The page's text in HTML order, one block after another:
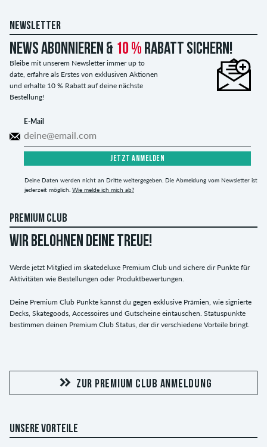
NEWSLETTER
News abonnieren & 10 % Rabatt sichern!
Bleibe mit unserem Newsletter immer up to
date, erfahre als Erstes von exklusiven Aktionen
und erhalte 10 % Rabatt auf deine nächste
Bestellung!
E-Mail
JETZT ANMELDEN
Deine Daten werden nicht an Dritte weitergegeben. Die Abmeldung vom Newsletter ist
jederzeit möglich. Wie melde ich mich ab?
PREMIUM CLUB
WIR BELOHNEN DEINE TREUE!
Werde jetzt Mitglied im skatedeluxe Premium Club und sichere dir Punkte für
Aktivitäten wie Bestellungen oder Produktbewertungen.
Deine Premium Club Punkte kannst du gegen exklusive Prämien, wie signierte
Decks, Skategoods, Accessoires und Gutscheine eintauschen. Statuspunkte
bestimmen deinen Premium Club Status, der dir verschiedene Vorteile bringt.
ZUR PREMIUM CLUB ANMELDUNG
UNSERE VORTEILE